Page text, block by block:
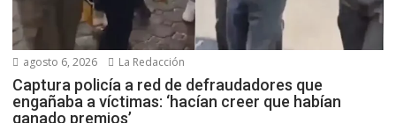
agosto 6, 2026 La Redacción
Captura policía a red de defraudadores que
engañaba a víctimas: ‘hacían creer que habían
ganado premios’